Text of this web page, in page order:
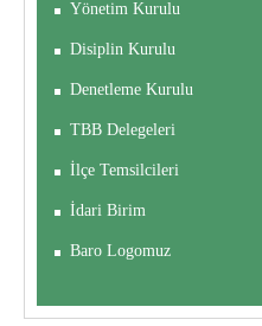
Yönetim Kurulu
Disiplin Kurulu
Denetleme Kurulu
TBB Delegeleri
İlçe Temsilcileri
İdari Birim
Baro Logomuz